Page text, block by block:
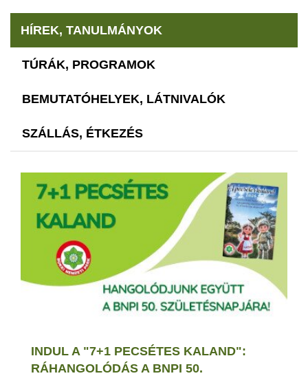
HÍREK, TANULMÁNYOK
TÚRÁK, PROGRAMOK
BEMUTATÓHELYEK, LÁTNIVALÓK
SZÁLLÁS, ÉTKEZÉS
INDUL A "7+1 PECSÉTES KALAND":
RÁHANGOLÓDÁS A BNPI 50.